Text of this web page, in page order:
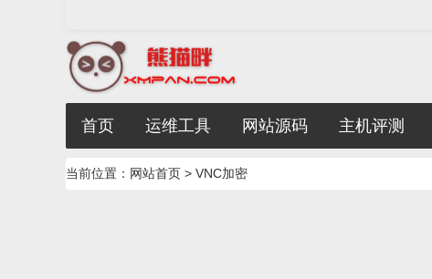
首页 运维工具 网站源码 主机评测
当前位置： 网站首页 > VNC加密